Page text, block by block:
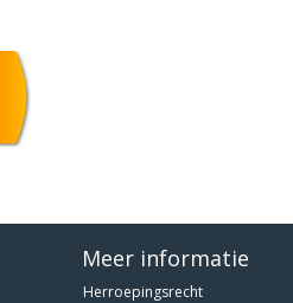
Meer informatie
Herroepingsrecht